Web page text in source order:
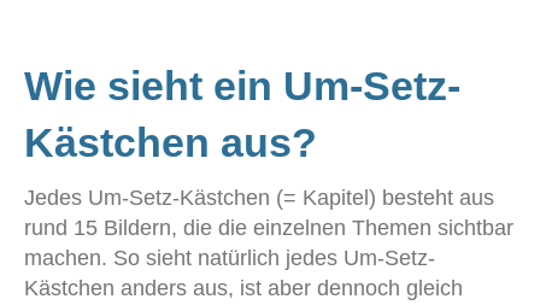
Wie sieht ein Um-Setz-
Kästchen aus?
Jedes Um-Setz-Kästchen (= Kapitel) besteht aus
rund 15 Bildern, die die einzelnen Themen sichtbar
machen. So sieht natürlich jedes Um-Setz-
Kästchen anders aus, ist aber dennoch gleich